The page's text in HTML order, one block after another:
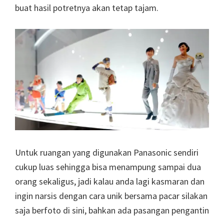
buat hasil potretnya akan tetap tajam.
Untuk ruangan yang digunakan Panasonic sendiri
cukup luas sehingga bisa menampung sampai dua
orang sekaligus, jadi kalau anda lagi kasmaran dan
ingin narsis dengan cara unik bersama pacar silakan
saja berfoto di sini, bahkan ada pasangan pengantin